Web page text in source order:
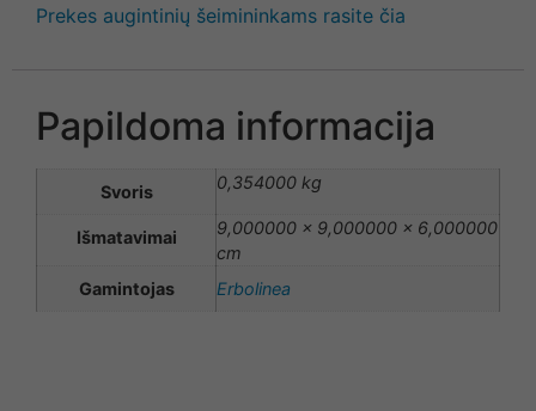
Prekes augintinių šeimininkams rasite čia
Papildoma informacija
Svoris 0,354000 kg
Išmatavimai
9,000000 × 9,000000 × 6,000000
cm
Gamintojas
Erbolinea